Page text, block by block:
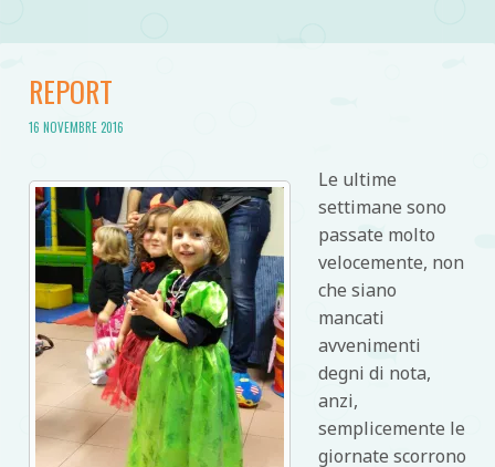
REPORT
16 NOVEMBRE 2016
Le ultime
settimane sono
passate molto
velocemente, non
che siano
mancati
avvenimenti
degni di nota,
anzi,
semplicemente le
giornate scorrono